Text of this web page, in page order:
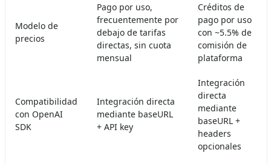
Modelo de
precios
Pago por uso,
frecuentemente por
debajo de tarifas
directas, sin cuota
mensual
Créditos de
pago por uso
con ~5.5% de
comisión de
plataforma
Compatibilidad
con OpenAI
SDK
Integración directa
mediante baseURL
+ API key
Integración
directa
mediante
baseURL +
headers
opcionales